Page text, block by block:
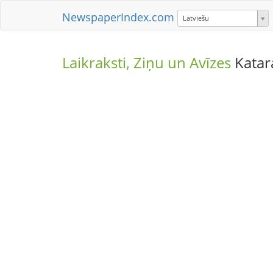
NewspaperIndex.com Latviešu
Laikraksti, Ziņu un Avīzes